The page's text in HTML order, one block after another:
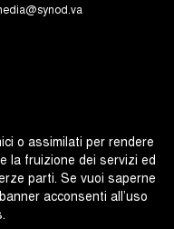
o assimilati per rendere
la fruizione dei servizi ed
parti. Se vuoi saperne
acconsenti all’uso